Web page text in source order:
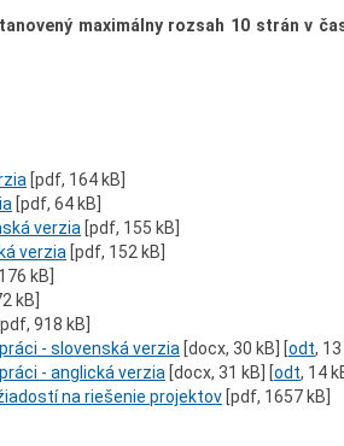
maximálny rozsah 10 strán v
[pdf, 164 kB]
[pdf, 64 kB]
verzia [pdf, 155 kB]
verzia [pdf, 152 kB]
kB]
kB]
918 kB]
- slovenská verzia [docx, 30 kB] [odt, 13
- anglická verzia [docx, 31 kB] [odt, 14
na riešenie projektov [pdf, 1657 kB]